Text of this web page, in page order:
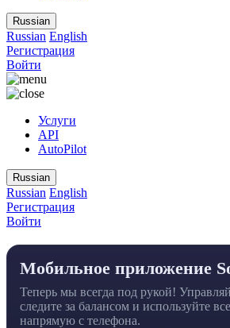
Russian
Russian English
Регистрация
Войти
Услуги
API
AutoPilot
Russian
Russian English
Регистрация
Войти
Мобильное приложение
Теперь мы всегда под рукой!
следите за балансом и используйте
напрямую с телефона.